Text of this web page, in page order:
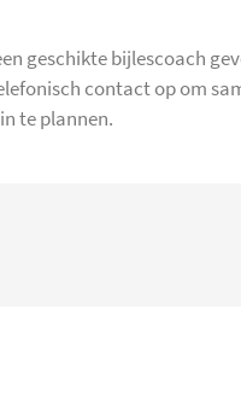
geschikte bijlescoach
contact op om
te plannen.